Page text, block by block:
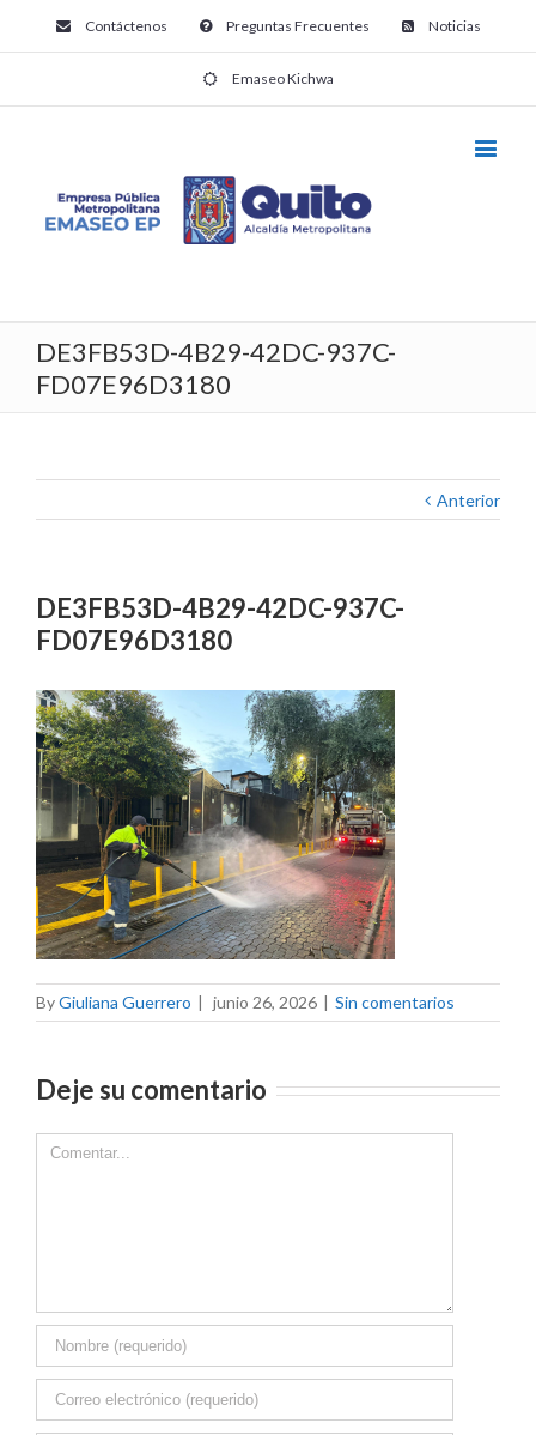
Contáctenos Preguntas Frecuentes Noticias
Emaseo Kichwa
DE3FB53D-4B29-42DC-937C-
FD07E96D3180
Anterior
DE3FB53D-4B29-42DC-937C-
FD07E96D3180
ByGiuliana Guerrero | junio 26, 2026 | Sin comentarios
Deje su comentario
Comment